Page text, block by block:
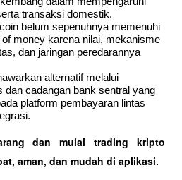
transaksi domestik.
belum sepenuhnya memenuhi
money karena nilai, mekanisme
dan jaringan peredarannya
alternatif melalui
dan cadangan bank sentral yang
platform pembayaran lintas
dan mulai trading kripto
aman, dan mudah di aplikasi.